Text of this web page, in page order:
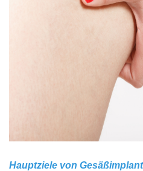
Hauptziele von